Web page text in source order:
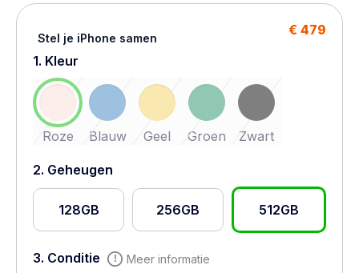
Stel je iPhone samen
€ 479
1. Kleur
Roze Blauw Geel Groen Zwart
2. Geheugen
128GB 256GB 512GB
3. Conditie Meer informatie